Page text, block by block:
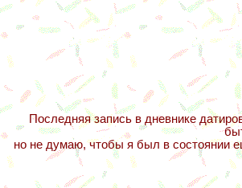
Последняя запись в дневнике
чтобы я был в состоянии еще